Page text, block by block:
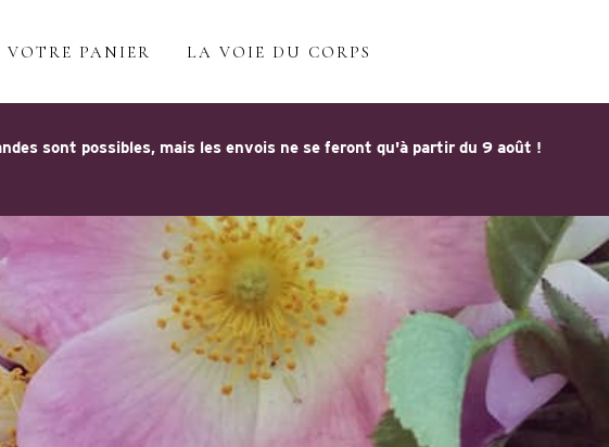
VOTRE PANIER LA VOIE DU CORPS
sont possibles, mais les envois ne se feront qu'à partir du 9 août !